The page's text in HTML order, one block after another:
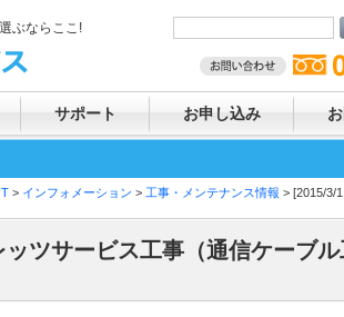
ぶならここ!
サポート お申し込み
> インフォメーション > 工事・メンテナンス情報 > [2015/3/
ツサービス工事（通信ケーブ